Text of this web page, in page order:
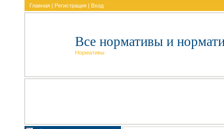
Главная | Регистрация | Вход
Все нормативы и
Нормативы